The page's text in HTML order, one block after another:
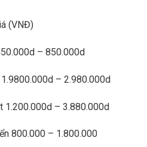
(VNĐ)
– 850.000d
– 2.980.000d
1.200.000d – 3.880.000d
800.000 – 1.800.000